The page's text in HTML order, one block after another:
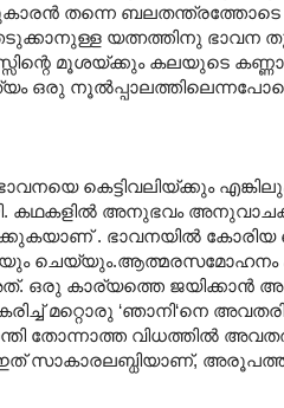
തന്നെ ബലതന്ത്രത്തോടെ
യത്നത്തിനു ഭാവന
മൂശയ്ക്കും കലയുടെ
കെട്ടിവലിയ്ക്കും
കഥകളിൽ അനുഭവം
. ഭാവനയിൽ
ചെയ്യും.ആത്മരസമോഹനം
ഒരു കാര്യത്തെ
മറ്റൊരു ‘ഞാനി‘നെ
തോന്നാത്ത വിധത്തിൽ
സാകാരലബ്ധിയാണ്,